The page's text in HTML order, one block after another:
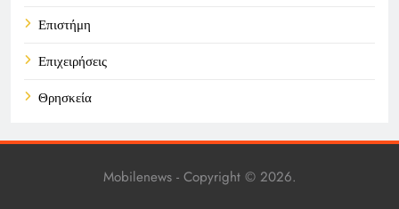
Επιστήμη
Επιχειρήσεις
Θρησκεία
Mobilenews - Copyright © 2026.